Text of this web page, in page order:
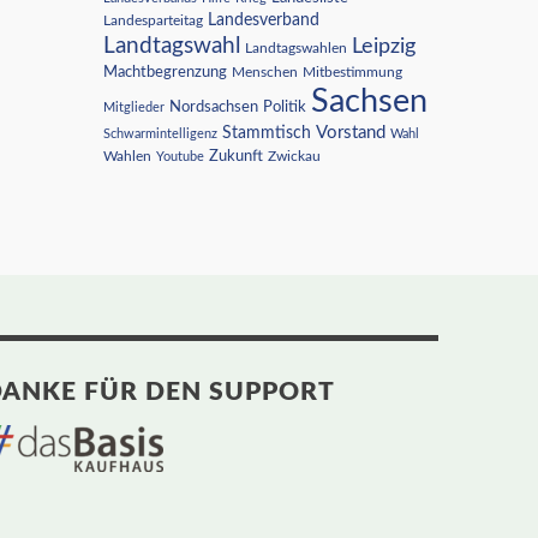
Landesparteitag Landesverband
Landtagswahl Landtagswahlen Leipzig
Machtbegrenzung Menschen Mitbestimmung
Mitglieder Nordsachsen Politik Sachsen
Schwarmintelligenz Stammtisch Vorstand Wahl
Wahlen Youtube Zukunft Zwickau
FÜR DEN SUPPORT